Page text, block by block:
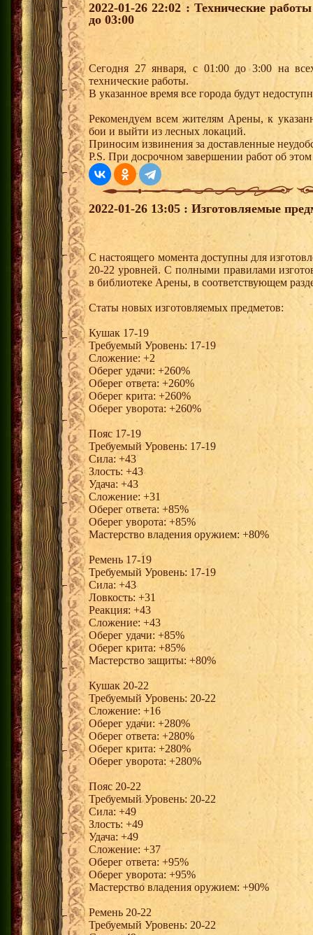
2022-01-26 22:02 : Технические
до 03:00
Сегодня 27 января, с 01:00 до 3:00 на
технические работы.
В указанное время все города будут
Рекомендуем всем жителям Арены, к
бои и выйти из лесных локаций.
Приносим извинения за доставленные
P.S. При досрочном завершении работ об этом
2022-01-26 13:05 : Изготовляемые
С настоящего момента доступны для
20-22 уровней. С полными правилами
в библиотеке Арены, в соответствующем
Статы новых изготовляемых предметов:
Кушак 17-19
Требуемый Уровень: 17-19
Сложение: +2
Оберег удачи: +260%
Оберег ответа: +260%
Оберег крита: +260%
Оберег уворота: +260%
Пояс 17-19
Требуемый Уровень: 17-19
Сила: +43
Злость: +43
Удача: +43
Сложение: +31
Оберег ответа: +85%
Оберег уворота: +85%
Мастерство владения оружием: +80%
Ремень 17-19
Требуемый Уровень: 17-19
Сила: +43
Ловкость: +31
Реакция: +43
Сложение: +43
Оберег удачи: +85%
Оберег крита: +85%
Мастерство защиты: +80%
Кушак 20-22
Требуемый Уровень: 20-22
Сложение: +16
Оберег удачи: +280%
Оберег ответа: +280%
Оберег крита: +280%
Оберег уворота: +280%
Пояс 20-22
Требуемый Уровень: 20-22
Сила: +49
Злость: +49
Удача: +49
Сложение: +37
Оберег ответа: +95%
Оберег уворота: +95%
Мастерство владения оружием: +90%
Ремень 20-22
Требуемый Уровень: 20-22